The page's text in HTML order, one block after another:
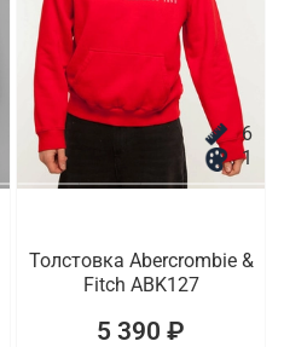
6
1
Толстовка Abercrombie &
Fitch ABK127
5 390 ₽